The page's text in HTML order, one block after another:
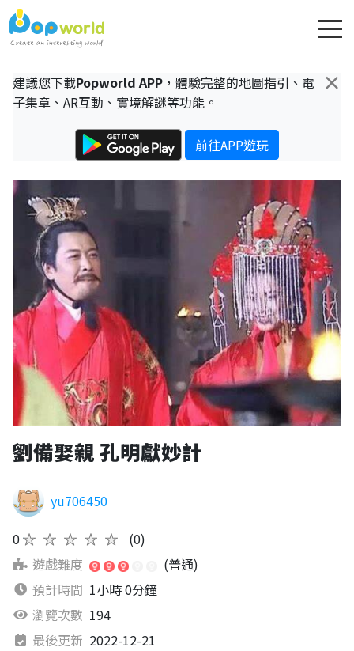
×
建議您下載Popworld APP ，體驗完整的地圖指引、電
子集章、AR互動、實境解謎等功能。
前往APP遊玩
劉備娶親 孔明獻妙計
yu706450
0★★★★★
(0)
遊戲難度
(普通)
預計時間 1小時 0分鐘
瀏覽次數 194
最後更新 2022-12-21